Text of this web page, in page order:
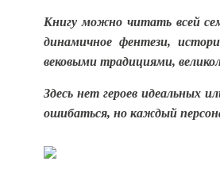
Книгу можно читать всей
динамичное фентези,
вековыми традициями,
Здесь нет героев идеальных
ошибаться, но каждый